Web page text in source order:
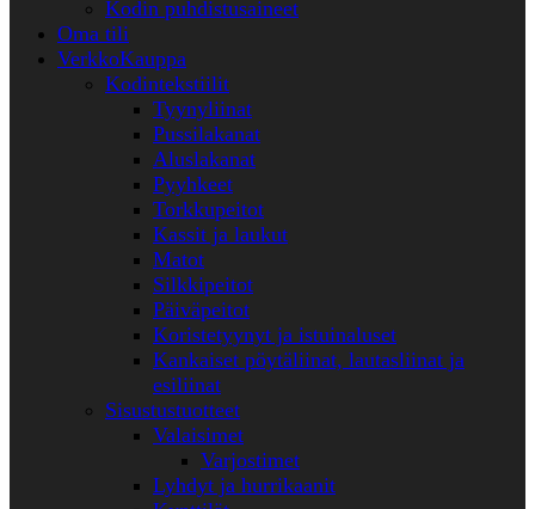
Kodin puhdistusaineet
Oma tili
VerkkoKauppa
Kodintekstiilit
Tyynyliinat
Pussilakanat
Aluslakanat
Pyyhkeet
Torkkupeitot
Kassit ja laukut
Matot
Silkkipeitot
Päiväpeitot
Koristetyynyt ja istuinaluset
Kankaiset pöytäliinat, lautasliinat ja
esiliinat
Sisustustuotteet
Valaisimet
Varjostimet
Lyhdyt ja hurrikaanit